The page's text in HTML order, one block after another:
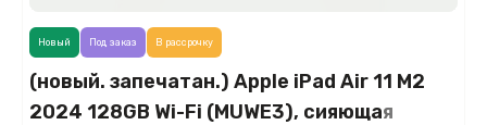
(новый. запечатан.) Apple iPad Air 11 M2
2024 128GB Wi-Fi (MUWE3), сияющая
Новый Под заказ В рассрочку